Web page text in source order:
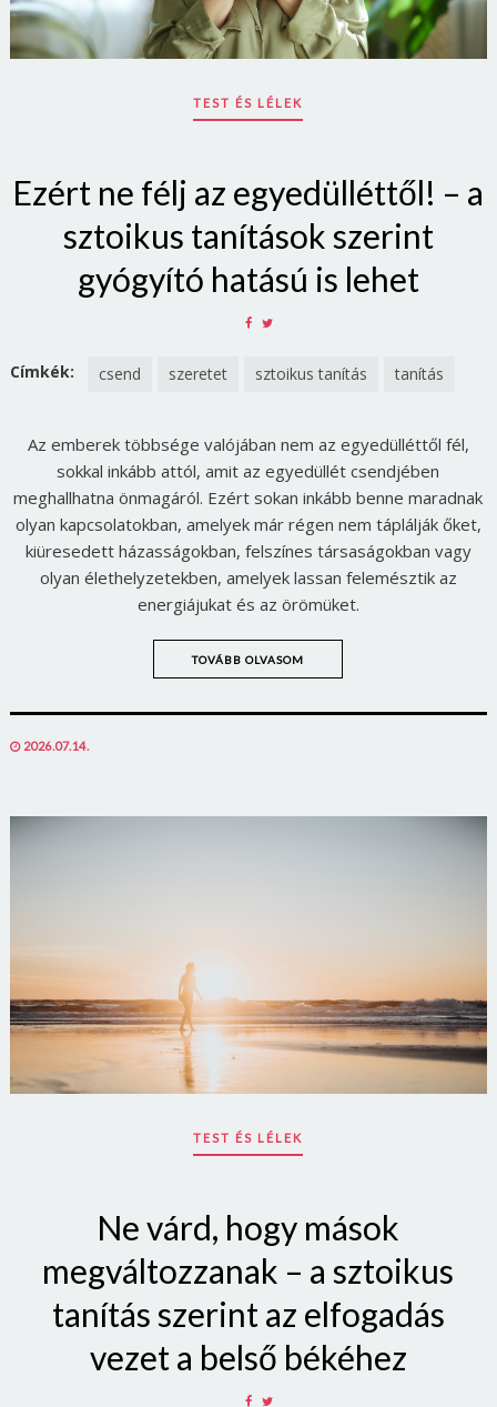
TEST ÉS LÉLEK
Ezért ne félj az egyedülléttől! – a
sztoikus tanítások szerint
gyógyító hatású is lehet
SHARE
FACEBOOK
TWITTER
Címkék: csend szeretet sztoikus tanítás tanítás
Az emberek többsége valójában nem az egyedülléttől fél,
sokkal inkább attól, amit az egyedüllét csendjében
meghallhatna önmagáról. Ezért sokan inkább benne maradnak
olyan kapcsolatokban, amelyek már régen nem táplálják őket,
kiüresedett házasságokban, felszínes társaságokban vagy
olyan élethelyzetekben, amelyek lassan felemésztik az
energiájukat és az örömüket.
TOVÁBB OLVASOM
POSTED
2026.07.14.
TEST ÉS LÉLEK
Ne várd, hogy mások
megváltozzanak – a sztoikus
tanítás szerint az elfogadás
vezet a belső békéhez
SHARE
Borsonline bejelentkezés
E-mail cím vagy felhasználónév